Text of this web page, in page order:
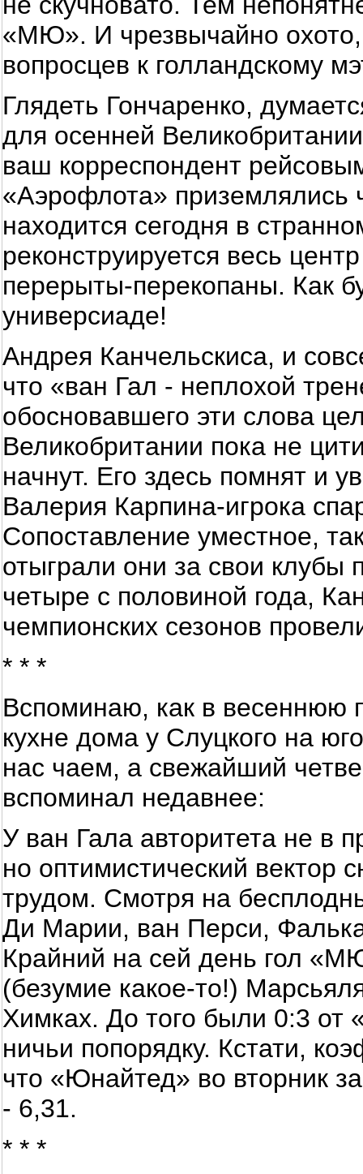
«МЮ». И чрезвычайно
вопросцев к голландскому
Глядеть Гончаренко,
для осенней
ваш корреспондент
«Аэрофлота» приземлялись
находится сегодня в
реконструируется весь
перерыты-перекопаны. Как
универсиаде!
Андрея Канчельскиса, и
что «ван Гал - неплохой
обосновавшего эти слова
Великобритании пока не
начнут. Его здесь помнят и
Валерия Карпина-игрока
Сопоставление уместное,
отыграли они за свои клубы
четыре с половиной года,
чемпионских сезонов
* * *
Вспоминаю, как в весеннюю
кухне дома у Слуцкого на
нас чаем, а свежайший
вспоминал недавнее:
У ван Гала авторитета не в
но оптимистический вектор
трудом. Смотря на
Ди Марии, ван Перси,
Крайний на сей день гол
(безумие какое-то!)
Химках. До того были 0:3 от
ничьи попорядку. Кстати,
что «Юнайтед» во вторник
- 6,31.
* * *